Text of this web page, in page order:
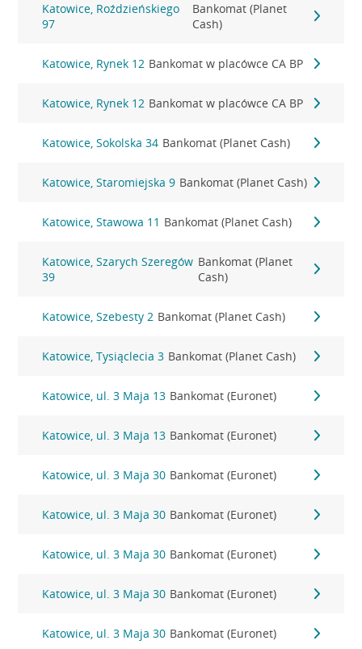
Katowice, Roździeńskiego
97
Bankomat (Planet
Cash)
Katowice, Rynek 12 Bankomat w placówce CA BP
Katowice, Rynek 12 Bankomat w placówce CA BP
Katowice, Sokolska 34 Bankomat (Planet Cash)
Katowice, Staromiejska 9 Bankomat (Planet Cash)
Katowice, Stawowa 11 Bankomat (Planet Cash)
Katowice, Szarych Szeregów
39
Bankomat (Planet
Cash)
Katowice, Szebesty 2 Bankomat (Planet Cash)
Katowice, Tysiąclecia 3 Bankomat (Planet Cash)
Katowice, ul. 3 Maja 13 Bankomat (Euronet)
Katowice, ul. 3 Maja 13 Bankomat (Euronet)
Katowice, ul. 3 Maja 30 Bankomat (Euronet)
Katowice, ul. 3 Maja 30 Bankomat (Euronet)
Katowice, ul. 3 Maja 30 Bankomat (Euronet)
Katowice, ul. 3 Maja 30 Bankomat (Euronet)
Katowice, ul. 3 Maja 30 Bankomat (Euronet)